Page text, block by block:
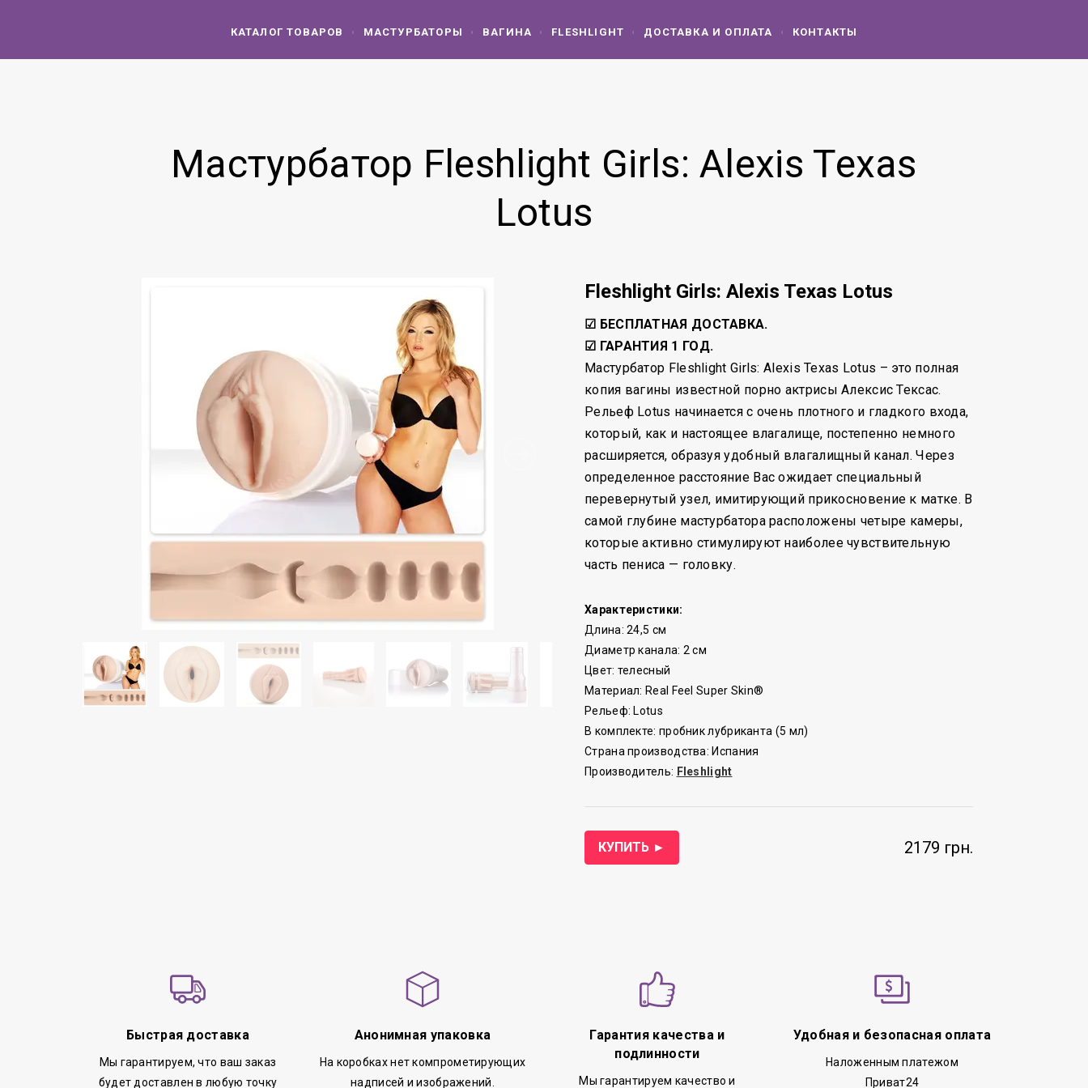
КАТАЛОГ ТОВАРОВ МАСТУРБАТОРЫ ВАГИНА FLESHLIGHT ДОСТАВКА И ОПЛАТА КОНТАКТЫ
Мастурбатор Fleshlight Girls: Alexis Texas
Lotus
Fleshlight Girls: Alexis Texas Lotus
☑ БЕСПЛАТНАЯ ДОСТАВКА.
☑ ГАРАНТИЯ 1 ГОД.
Мастурбатор Fleshlight Girls: Alexis Texas Lotus – это полная
копия вагины известной порно актрисы Алексис Тексас.
Рельеф Lotus начинается с очень плотного и гладкого входа,
который, как и настоящее влагалище, постепенно немного
расширяется, образуя удобный влагалищный канал. Через
определенное расстояние Вас ожидает специальный
перевернутый узел, имитирующий прикосновение к матке. В
самой глубине мастурбатора расположены четыре камеры,
которые активно стимулируют наиболее чувствительную
часть пениса — головку.
Характеристики:
Длина: 24,5 см
Диаметр канала: 2 см
Цвет: телесный
Материал: Real Feel Super Skin®
Рельеф: Lotus
В комплекте: пробник лубриканта (5 мл)
Страна производства: Испания
Производитель: Fleshlight
КУПИТЬ ► 2179 грн.
Быстрая доставка
Мы гарантируем, что ваш заказ
будет доставлен в любую точку
Анонимная упаковка
На коробках нет компрометирующих
надписей и изображений.
Гарантия качества и
подлинности
Мы гарантируем качество и
Удобная и безопасная оплата
Наложенным платежом
Приват24